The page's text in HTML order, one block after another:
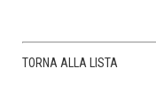
TORNA ALLA LISTA